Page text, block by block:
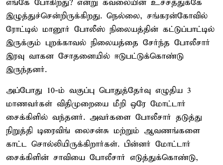
எங்கே போகிறது? என்று கவலையின் உச்சத்துக்கே
இழுத்துச்சென்றிருக்கிறது. நெல்லை, சங்கரன்கோவில்
ரோட்டில் மானூர் போலீஸ் நிலையத்தின் கட்டுப்பாட்டில்
இருக்கும் புறக்காவல் நிலையத்தை சேர்ந்த போலீசார்
இரவு வாகன சோதனையில் ஈடுபட்டுக்கொண்டு
இருந்தனர்.
அப்போது 10-ம் வகுப்பு பொதுத்தேர்வு எழுதிய 3
மாணவர்கள் விதிமுறையை மீறி ஒரே மோட்டார்
சைக்கிளில் வந்தனர். அவர்களை போலீசார் தடுத்து
நிறுத்தி டிரைவிங் லைசன்சு மற்றும் ஆவணங்களை
காட்ட சொல்லியிருக்கிறார்கள். பின்னர் மோட்டார்
சைக்கிளின் சாவியை போலீசார் எடுத்துக்கொண்டு,